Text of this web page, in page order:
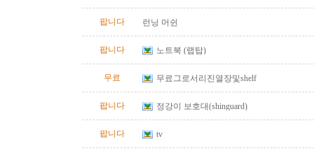
팝니다 런닝 머쉰
팝니다 노트북 (랩탑)
무료 무료그로서리진열장및shelf
팝니다 정강이 보호대(shinguard)
팝니다 tv